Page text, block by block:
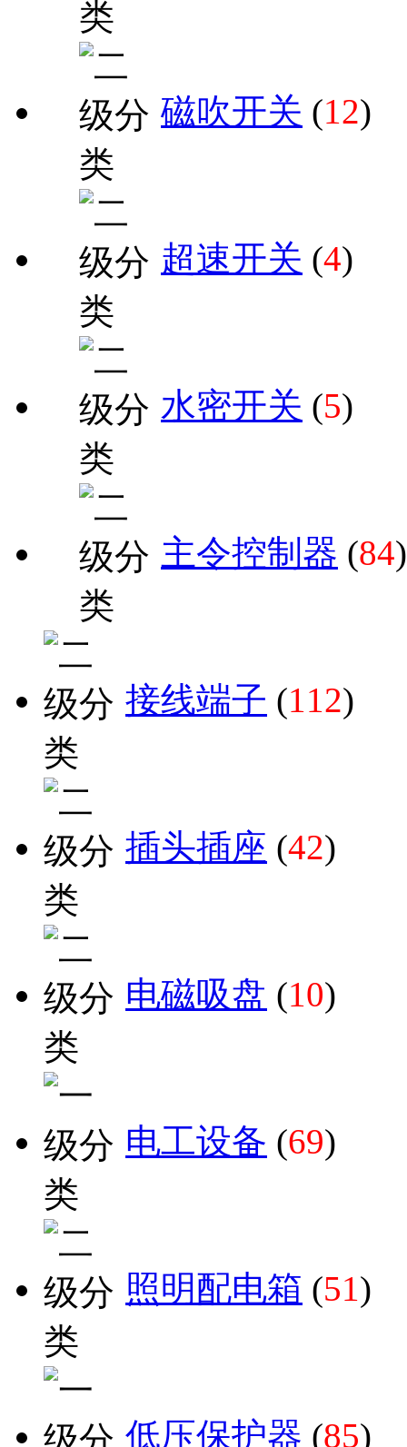
磁吹开关 (12)
超速开关 (4)
水密开关 (5)
主令控制器 (84)
接线端子 (112)
插头插座 (42)
电磁吸盘 (10)
电工设备 (69)
照明配电箱 (51)
低压保护器 (85)